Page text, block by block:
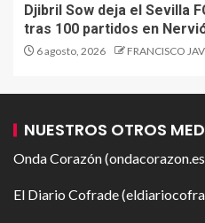
Djibril Sow deja el Sevilla
tras 100 partidos en
6 agosto, 2026 FRANCISCO
NUESTROS OTROS
Onda Corazón
El Diario Cofrade